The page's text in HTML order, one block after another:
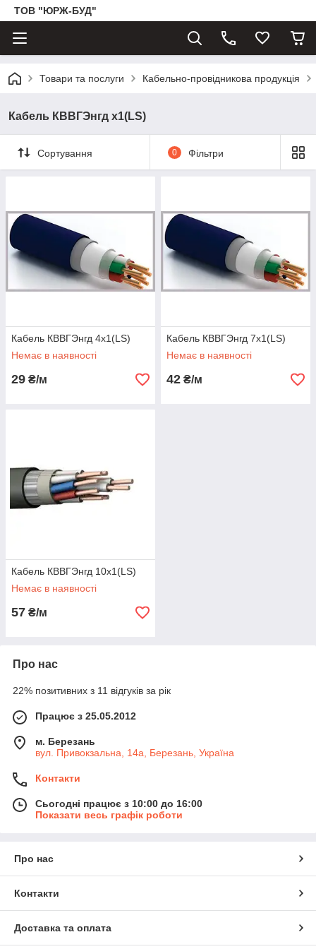
ТОВ "ЮРЖ-БУД"
Товари та послуги Кабельно-провідникова продукція
Кабель КВВГЭнгд х1(LS)
Сортування 0 Фільтри
Кабель КВВГЭнгд 4х1(LS)
Немає в наявності
29 ₴/м
Кабель КВВГЭнгд 7х1(LS)
Немає в наявності
42 ₴/м
Кабель КВВГЭнгд 10х1(LS)
Немає в наявності
57 ₴/м
Про нас
22% позитивних з 11 відгуків за рік
Працює з 25.05.2012
м. Березань
вул. Привокзальна, 14а, Березань, Україна
Контакти
Сьогодні працює з 10:00 до 16:00
Показати весь графік роботи
Про нас
Контакти
Доставка та оплата